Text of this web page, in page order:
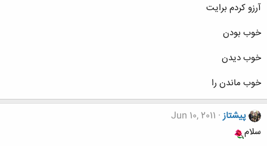
آرزو کردم برایت
خوب بودن
خوب دیدن
خوب ماندن را
پیشتاز Jun 10, 2011
سلام